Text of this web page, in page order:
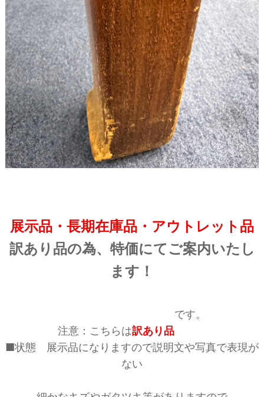
展示品・長期在庫品・アウトレット品
訳あり品の為、特価にてご案内いたし
ます！
注意：こちらは訳あり品
です。
■状態 展示品になりますので説明文や写真で表現が
ない